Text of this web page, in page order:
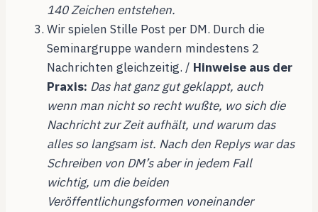
140 Zeichen entstehen.
Wir spielen Stille Post per DM. Durch die
Seminargruppe wandern mindestens 2
Nachrichten gleichzeitig. / Hinweise aus der
Praxis: Das hat ganz gut geklappt, auch
wenn man nicht so recht wußte, wo sich die
Nachricht zur Zeit aufhält, und warum das
alles so langsam ist. Nach den Replys war das
Schreiben von DM’s aber in jedem Fall
wichtig, um die beiden
Veröffentlichungsformen voneinander